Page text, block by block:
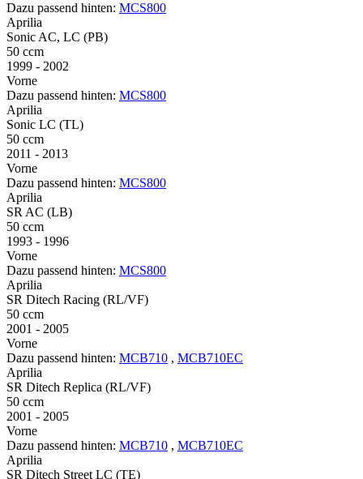
Dazu passend hinten: MCS800
Aprilia
Sonic AC, LC (PB)
50 ccm
1999 - 2002
Vorne
Dazu passend hinten: MCS800
Aprilia
Sonic LC (TL)
50 ccm
2011 - 2013
Vorne
Dazu passend hinten: MCS800
Aprilia
SR AC (LB)
50 ccm
1993 - 1996
Vorne
Dazu passend hinten: MCS800
Aprilia
SR Ditech Racing (RL/VF)
50 ccm
2001 - 2005
Vorne
Dazu passend hinten: MCB710 , MCB710EC
Aprilia
SR Ditech Replica (RL/VF)
50 ccm
2001 - 2005
Vorne
Dazu passend hinten: MCB710 , MCB710EC
Aprilia
SR Ditech Street LC (TE)